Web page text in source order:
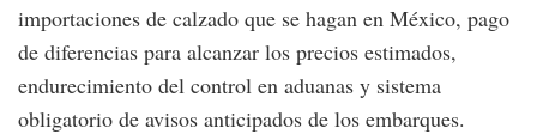
importaciones de calzado que se hagan en México, pago
de diferencias para alcanzar los precios estimados,
endurecimiento del control en aduanas y sistema
obligatorio de avisos anticipados de los embarques.